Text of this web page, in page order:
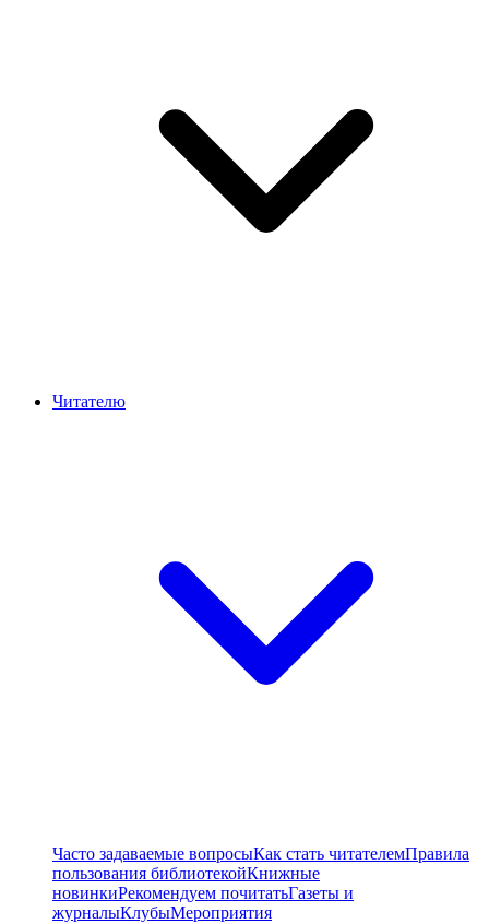
Читателю
Часто задаваемые вопросыКак стать читателемПравила
пользования библиотекойКнижные
новинкиРекомендуем почитатьГазеты и
журналыКлубыМероприятия